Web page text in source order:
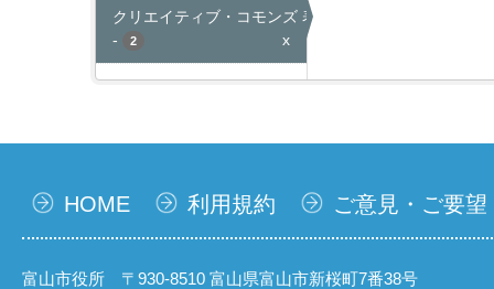
クリエイティブ・コモンズ 表示
-
2 x
HOME 利用規約 ご意見・ご要望
富山市役所 〒930-8510 富山県富山市新桜町7番38号